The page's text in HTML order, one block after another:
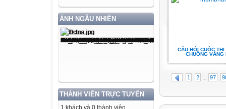
ẢNH NGẪU NHIÊN
THÀNH VIÊN TRỰC TUYẾN
1 khách và 0 thành viên
CÂU HỎI CUỘC THI
CHUÔNG VÀNG
1 2 ... 97